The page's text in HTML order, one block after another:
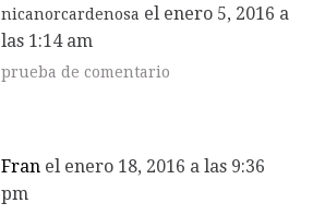
nicanorcardenosa el enero 5, 2016 a
las 1:14 am
prueba de comentario
Fran el enero 18, 2016 a las 9:36
pm